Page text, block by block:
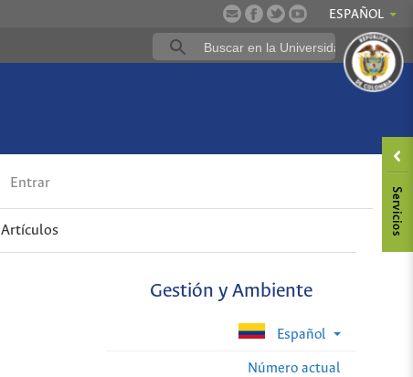
ESPAÑOL
Entrar
Artículos
Gestión y Ambiente
Español
Número actual